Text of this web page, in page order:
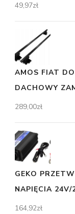
49,97zł
AMOS FIAT
DACHOWY
289,00zł
GEKO
NAPIĘCIA
164,92zł